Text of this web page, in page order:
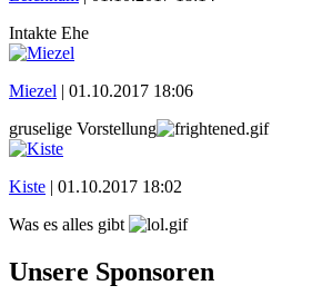
Intakte Ehe
Miezel | 01.10.2017 18:06
gruselige Vorstellung
Kiste | 01.10.2017 18:02
Was es alles gibt
Unsere Sponsoren